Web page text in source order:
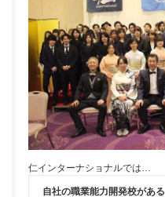
仁インターナショナルでは…
自社の職業能力開発校がある